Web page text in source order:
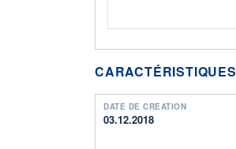
CARACTÉRISTIQUES
DATE DE CRÉATION
03.12.2018